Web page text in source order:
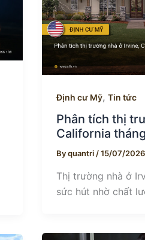
Định cư Mỹ, Tin tức
Phân tích thị
California
Byquantri/15/07/2026
Thị trường nhà ở
sức hút nhờ chất